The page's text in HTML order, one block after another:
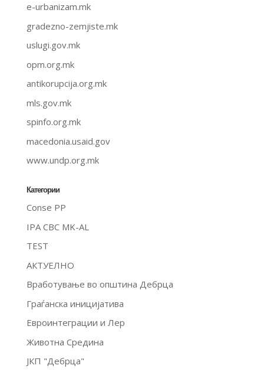
e-urbanizam.mk
gradezno-zemjiste.mk
uslugi.gov.mk
opm.org.mk
antikorupcija.org.mk
mls.gov.mk
spinfo.org.mk
macedonia.usaid.gov
www.undp.org.mk
Категории
Conse PP
IPA CBC MK-AL
TEST
АКТУЕЛНО
Вработување во општина Дебрца
Граѓанска иницијатива
Евроинтеграции и Лер
Животна Средина
ЈКП "Дебрца"